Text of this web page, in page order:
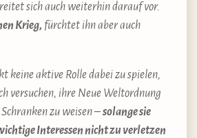
sich auch weiterhin darauf vor.
Krieg, fürchtet ihn aber auch
keine aktive Rolle dabei zu spielen,
versuchen, ihre Neue Weltordnung
zu weisen –solange sie
Interessen nicht zu verletzen